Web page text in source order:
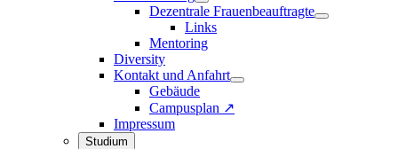
Dezentrale Frauenbeauftragte
Links
Mentoring
Diversity
Kontakt und Anfahrt
Gebäude
Campusplan ↗
Impressum
Studium